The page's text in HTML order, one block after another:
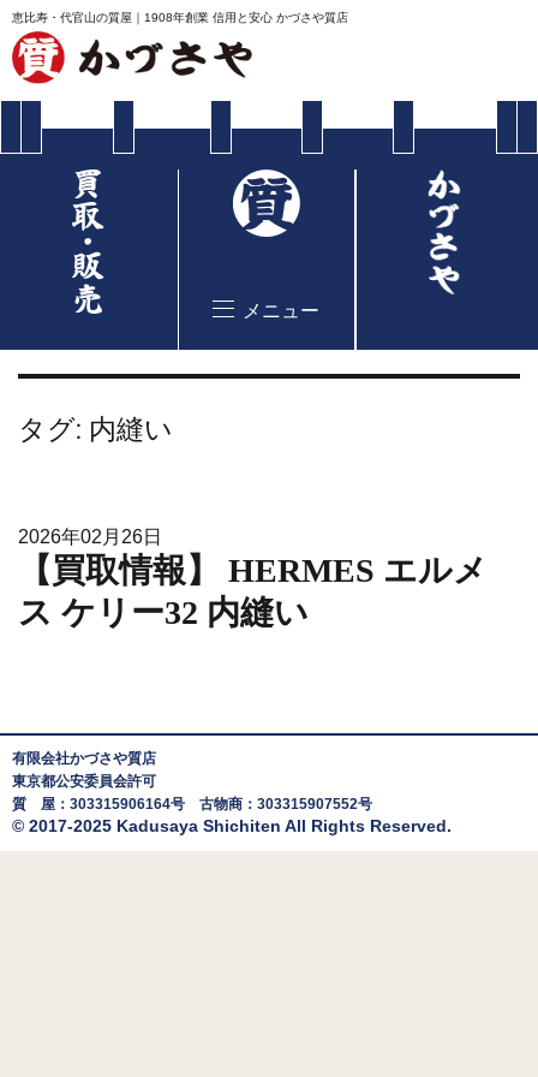
恵比寿・代官山の質屋｜1908年創業 信用と安心 かづさや質店
メニュー
タグ: 内縫い
2026年02月26日
【買取情報】 HERMES エルメ
ス ケリー32 内縫い
有限会社かづさや質店
東京都公安委員会許可
質 屋：303315906164号 古物商：303315907552号
© 2017-2025 Kadusaya Shichiten All Rights Reserved.